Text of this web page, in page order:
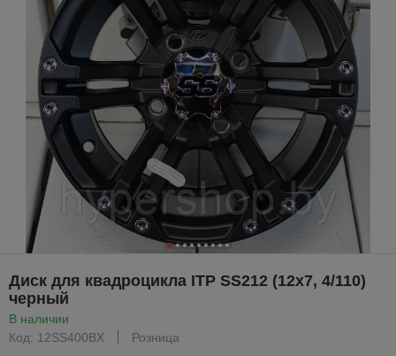
Диск для квадроцикла ITP SS212 (12х7, 4/110)
черный
В наличии
Код: 12SS400BX
Розница